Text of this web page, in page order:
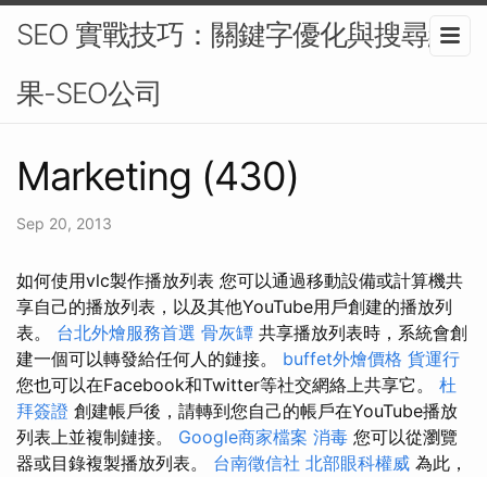
SEO 實戰技巧：關鍵字優化與搜尋結
果-SEO公司
Marketing (430)
Sep 20, 2013
如何使用vlc製作播放列表 您可以通過移動設備或計算機共
享自己的播放列表，以及其他YouTube用戶創建的播放列
表。 台北外燴服務首選 骨灰罈 共享播放列表時，系統會創
建一個可以轉發給任何人的鏈接。 buffet外燴價格 貨運行
您也可以在Facebook和Twitter等社交網絡上共享它。 杜
拜簽證 創建帳戶後，請轉到您自己的帳戶在YouTube播放
列表上並複制鏈接。 Google商家檔案 消毒 您可以從瀏覽
器或目錄複製播放列表。 台南徵信社 北部眼科權威 為此，